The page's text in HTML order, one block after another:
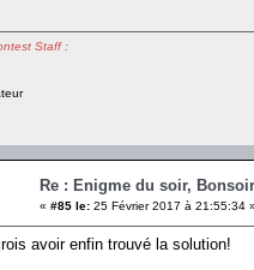
Staff :
Re : Enigme du soir,
« #85 le: 25 Février 2017 à 21:55:34
avoir enfin trouvé la solution!